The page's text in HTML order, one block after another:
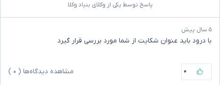
پاسخ توسط یکی از وکلای بنیاد وکلا
۵ سال پیش
با درود باید عنوان شکایت از شما مورد بررسی قرار گیرد
۰ مشاهده دیدگاه‌ها ( ۰